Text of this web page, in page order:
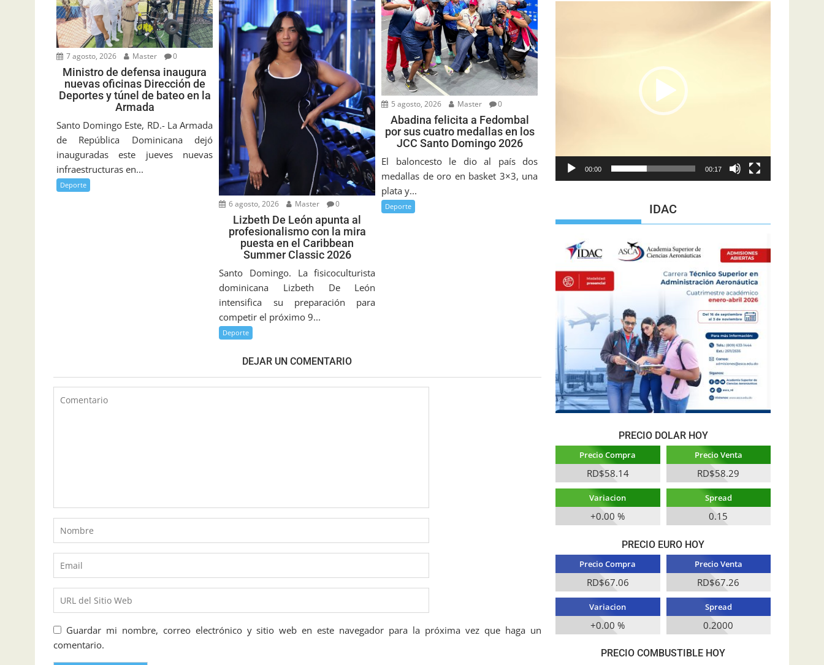
7 agosto, 2026 Master 0
Ministro de defensa inaugura
nuevas oficinas Dirección de
Deportes y túnel de bateo en la
Armada
Santo Domingo Este, RD.- La Armada
de República Dominicana dejó
inauguradas este jueves nuevas
infraestructuras en...
Deporte
6 agosto, 2026 Master 0
Lizbeth De León apunta al
profesionalismo con la mira
puesta en el Caribbean
Summer Classic 2026
Santo Domingo. La fisicoculturista
dominicana Lizbeth De León
intensifica su preparación para
competir el próximo 9...
Deporte
5 agosto, 2026 Master 0
Abadina felicita a Fedombal
por sus cuatro medallas en los
JCC Santo Domingo 2026
El baloncesto le dio al país dos
medallas de oro en basket 3×3, una
plata y...
Deporte
DEJAR UN COMENTARIO
Guardar mi nombre, correo electrónico y sitio web en este navegador para la próxima vez que haga un
comentario.
00:00 00:17
IDAC
PRECIO DOLAR HOY
Precio Compra
RD$58.14
Precio Venta
RD$58.29
Variacion
+0.00 %
Spread
0.15
PRECIO EURO HOY
Precio Compra
RD$67.06
Precio Venta
RD$67.26
Variacion
+0.00 %
Spread
0.2000
PRECIO COMBUSTIBLE HOY